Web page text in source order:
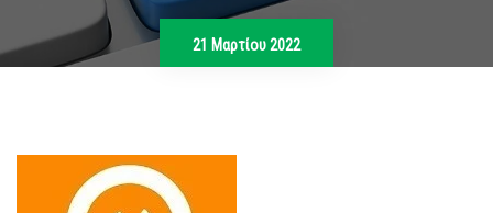
21 Μαρτίου 2022